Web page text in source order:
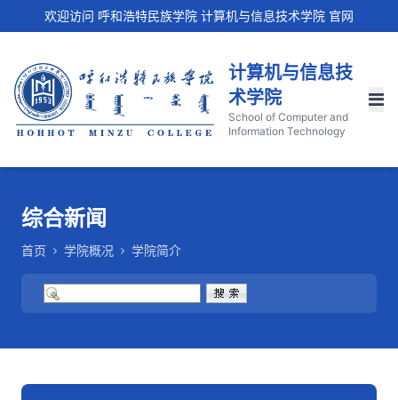
欢迎访问 呼和浩特民族学院 计算机与信息技术学院 官网
计算机与信息技
术学院
School of Computer and
Information Technology
综合新闻
首页 学院概况 学院简介